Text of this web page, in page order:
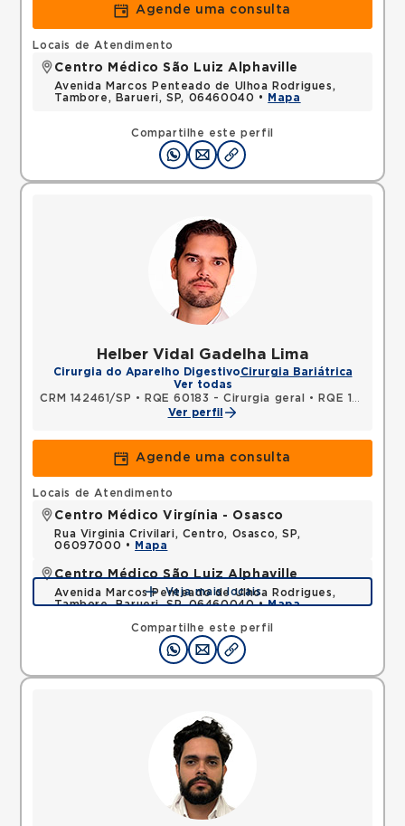
Agende uma consulta
Compartilhe este perfil
Locais de Atendimento
Centro Médico São Luiz Alphaville
Avenida Marcos Penteado de Ulhoa Rodrigues,
Tambore, Barueri, SP, 06460040 •
Mapa
Helber Vidal Gadelha Lima
Cirurgia do Aparelho DigestivoCirurgia Bariátrica
Ver todas
CRM 142461/SP • RQE 60183 - Cirurgia geral •
RQE 108890 - Cirurgia do aparelho digestivo
Ver perfil
Agende uma consulta
Compartilhe este perfil
Locais de Atendimento
Centro Médico Virgínia - Osasco
Rua Virginia Crivilari, Centro, Osasco, SP,
06097000 •
Mapa
Centro Médico São Luiz Alphaville
Avenida Marcos Penteado de Ulhoa Rodrigues,
Tambore, Barueri, SP, 06460040 •Mapa
Veja mais locais